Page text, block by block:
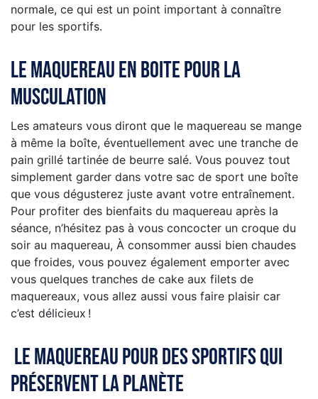
normale, ce qui est un point important à connaître
pour les sportifs.
Le maquereau en boite pour la
musculation
Les amateurs vous diront que le maquereau se mange
à même la boîte, éventuellement avec une tranche de
pain grillé tartinée de beurre salé. Vous pouvez tout
simplement garder dans votre sac de sport une boîte
que vous dégusterez juste avant votre entraînement.
Pour profiter des bienfaits du maquereau après la
séance, n’hésitez pas à vous concocter un croque du
soir au maquereau, À consommer aussi bien chaudes
que froides, vous pouvez également emporter avec
vous quelques tranches de cake aux filets de
maquereaux, vous allez aussi vous faire plaisir car
c’est délicieux !
Le maquereau pour des sportifs qui
préservent la planète